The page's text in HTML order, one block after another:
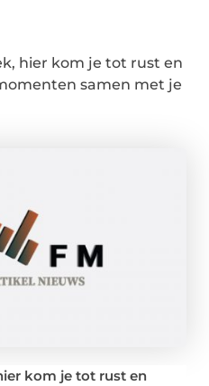
hier kom je tot rust en
samen met je
kom je tot rust en